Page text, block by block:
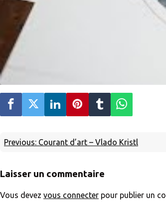
Previous: Courant d’art – Vlado Kristl
Laisser un commentaire
Vous devez vous connecter pour publier un